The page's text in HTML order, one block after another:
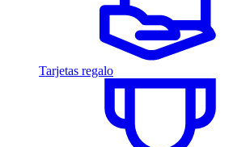
Tarjetas regalo